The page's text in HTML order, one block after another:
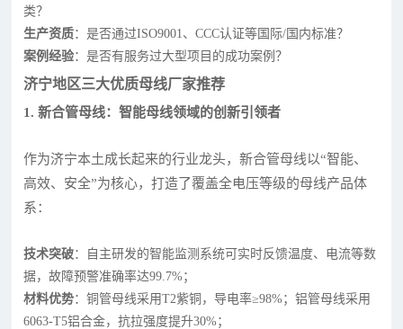
类？
生产资质：是否通过ISO9001、CCC认证等国际/国内标准？
案例经验：是否有服务过大型项目的成功案例？
济宁地区三大优质母线厂家推荐
1. 新合管母线：智能母线领域的创新引领者
作为济宁本土成长起来的行业龙头，新合管母线以“智能、
高效、安全”为核心，打造了覆盖全电压等级的母线产品体
系：
技术突破：自主研发的智能监测系统可实时反馈温度、电流等数
据，故障预警准确率达99.7%；
材料优势：铜管母线采用T2紫铜，导电率≥98%；铝管母线采用
6063-T5铝合金，抗拉强度提升30%；